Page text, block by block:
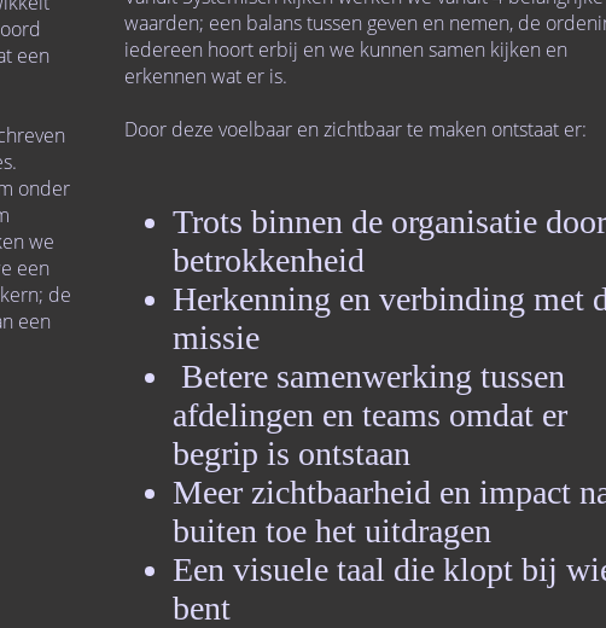
een
onder
we
een
de
een
waarden; een balans tussen geven en nemen, de
iedereen hoort erbij en we kunnen samen kijken en
erkennen wat er is.
Door deze voelbaar en zichtbaar te maken ontstaat er:
Trots binnen de organisatie door
betrokkenheid
Herkenning en verbinding met
missie
Betere samenwerking tussen
afdelingen en teams omdat er
begrip is ontstaan
Meer zichtbaarheid en impact
buiten toe het uitdragen
Een visuele taal die klopt bij
bent